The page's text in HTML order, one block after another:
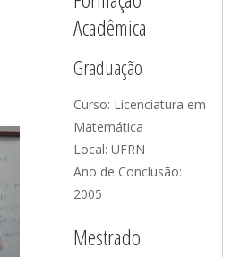
Acadêmica
Graduação
Curso: Licenciatura em
Matemática
Local: UFRN
Ano de Conclusão:
2005
Mestrado